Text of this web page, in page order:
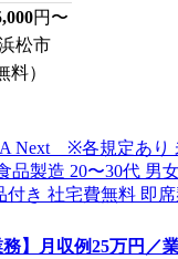
円〜
松市
料）
務】月収例25万円／